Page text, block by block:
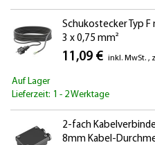
Schukostecker Typ
3 x 0,75 mm²
11,09 € inkl. MwSt. ,
Auf Lager
Lieferzeit: 1 - 2 Werktage
2-fach
8mm Kabel-